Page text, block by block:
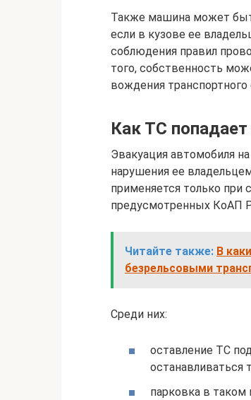
Также машина может
если в кузове ее
соблюдения правил
того, собственность
вождения транспортного
Как ТС
Эвакуация автомобиля
нарушения ее
применяется только при
предусмотренных КоАП
Читайте также: В
безрельсовыми
Среди них:
оставление ТС
останавливаться
парковка в